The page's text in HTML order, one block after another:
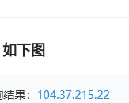
如下图